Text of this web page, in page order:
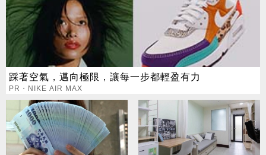
踩著空氣，邁向極限，讓每一步都輕盈有力
PR・NIKE AIR MAX